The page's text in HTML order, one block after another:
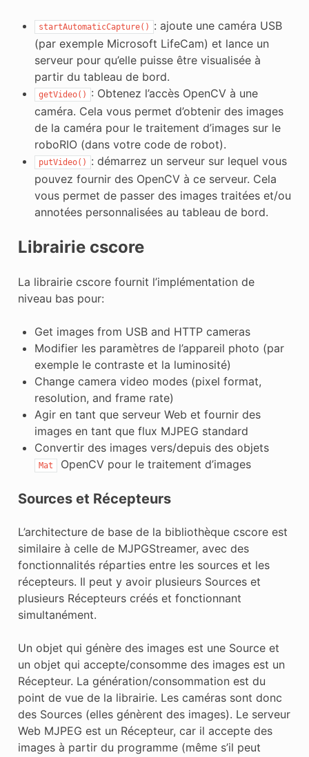
startAutomaticCapture()
: ajoute une caméra USB
(par exemple Microsoft LifeCam) et lance un
serveur pour qu’elle puisse être visualisée à
partir du tableau de bord.
getVideo()
: Obtenez l’accès OpenCV à une
caméra. Cela vous permet d’obtenir des images
de la caméra pour le traitement d’images sur le
roboRIO (dans votre code de robot).
putVideo()
: démarrez un serveur sur lequel vous
pouvez fournir des OpenCV à ce serveur. Cela
vous permet de passer des images traitées et/ou
annotées personnalisées au tableau de bord.
Librairie cscore
La librairie cscore fournit l’implémentation de
niveau bas pour:
Get images from USB and HTTP cameras
Modifier les paramètres de l’appareil photo (par
exemple le contraste et la luminosité)
Change camera video modes (pixel format,
resolution, and frame rate)
Agir en tant que serveur Web et fournir des
images en tant que flux MJPEG standard
Convertir des images vers/depuis des objets
Mat OpenCV pour le traitement d’images
Sources et Récepteurs
L’architecture de base de la bibliothèque cscore est
similaire à celle de MJPGStreamer, avec des
fonctionnalités réparties entre les sources et les
récepteurs. Il peut y avoir plusieurs Sources et
plusieurs Récepteurs créés et fonctionnant
simultanément.
Un objet qui génère des images est une Source et
un objet qui accepte/consomme des images est un
Récepteur. La génération/consommation est du
point de vue de la librairie. Les caméras sont donc
des Sources (elles génèrent des images). Le serveur
Web MJPEG est un Récepteur, car il accepte des
images à partir du programme (même s’il peut